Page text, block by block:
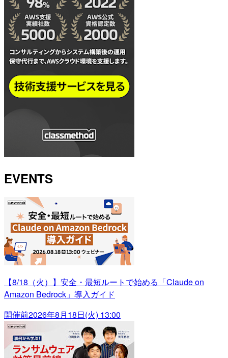
EVENTS
【8/18（火）】安全・最短ルートで始める「Claude on
Amazon Bedrock」導入ガイド
開催前2026年8月18日(火) 13:00